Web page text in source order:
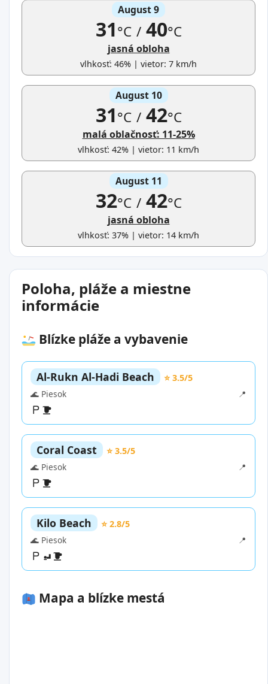
August 9
31°C /40°C
jasná obloha
vlhkosť: 46% | vietor: 7 km/h
August 10
31°C /42°C
malá oblačnosť: 11-25%
vlhkosť: 42% | vietor: 11 km/h
August 11
32°C /42°C
jasná obloha
vlhkosť: 37% | vietor: 14 km/h
Poloha, pláže a miestne
informácie
Blízke pláže a vybavenie
Al-Rukn Al-Hadi Beach
⭐ 3.5/5
🌊 Piesok
📍
Coral Coast
⭐ 3.5/5
🌊 Piesok
📍
Kilo Beach
⭐ 2.8/5
🌊 Piesok
📍
Mapa a blízke mestá